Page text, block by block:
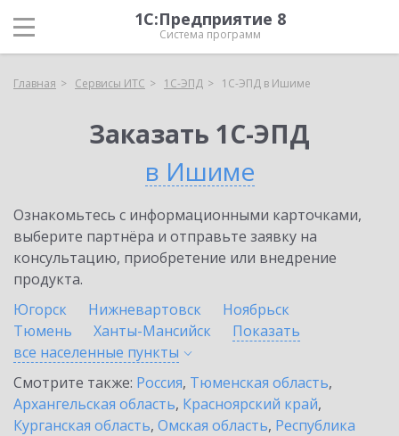
1С:Предприятие 8
Система программ
Главная Сервисы ИТС 1С-ЭПД 1С-ЭПД в Ишиме
Заказать 1С-ЭПД
в Ишиме
Ознакомьтесь с информационными карточками,
выберите партнёра и отправьте заявку на
консультацию, приобретение или внедрение
продукта.
Югорск
Нижневартовск
Ноябрьск
Тюмень
Ханты-Мансийск
Показать
все населенные пункты
Смотрите также: Россия, Тюменская область,
Архангельская область, Красноярский край,
Курганская область, Омская область, Республика